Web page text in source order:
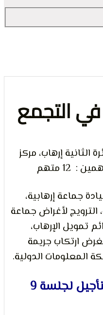
و
التجمع
إرهاب، مركز
إرهابية،
لأغراض جماعة
الإرهاب،
جريمة
الدولية.
القرار: قررت المحكمة التأجيل لجلسة 9